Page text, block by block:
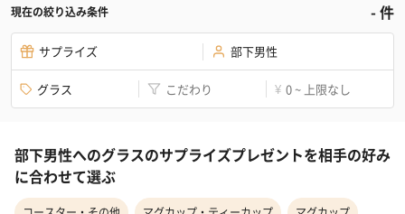
現在の絞り込み条件 -件
サプライズ 部下男性
グラス こだわり ¥ 0 ~ 上限なし
部下男性へのグラスのサプライズプレゼントを相手の好み
に合わせて選ぶ